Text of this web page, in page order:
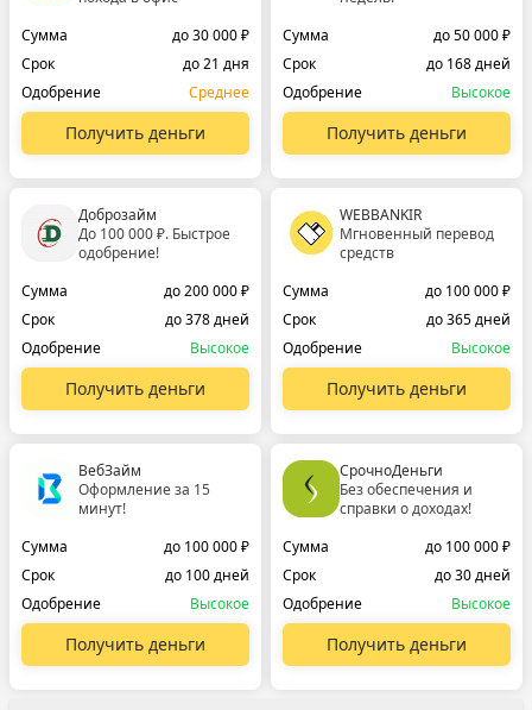
Сумма
до 30 000 ₽
Срок
до 21 дня
Одобрение
Среднее
Получить деньги
Сумма
до 50 000 ₽
Срок
до 168 дней
Одобрение
Высокое
Получить деньги
Доброзайм
До 100 000 ₽. Быстрое
одобрение!
Сумма
до 200 000 ₽
Срок
до 378 дней
Одобрение
Высокое
Получить деньги
WEBBANKIR
Мгновенный перевод
средств
Сумма
до 100 000 ₽
Срок
до 365 дней
Одобрение
Высокое
Получить деньги
ВебЗайм
Оформление за 15
минут!
Сумма
до 100 000 ₽
Срок
до 100 дней
Одобрение
Высокое
Получить деньги
СрочноДеньги
Без обеспечения и
справки о доходах!
Сумма
до 100 000 ₽
Срок
до 30 дней
Одобрение
Высокое
Получить деньги